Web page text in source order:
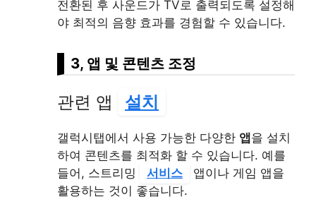
전환된 후 사운드가 TV로 출력되도록 설정해
야 최적의 음향 효과를 경험할 수 있습니다.
3, 앱 및 콘텐츠 조정
관련 앱 설치
갤럭시탭에서 사용 가능한 다양한 앱을 설치
하여 콘텐츠를 최적화 할 수 있습니다. 예를
들어, 스트리밍
서비스
앱이나 게임 앱을
활용하는 것이 좋습니다.